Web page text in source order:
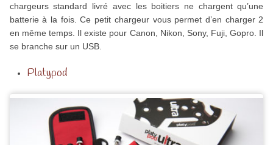
chargeurs standard livré avec les boitiers ne chargent qu’une
batterie à la fois. Ce petit chargeur vous permet d’en charger 2
en même temps. Il existe pour Canon, Nikon, Sony, Fuji, Gopro. Il
se branche sur un USB.
Platypod